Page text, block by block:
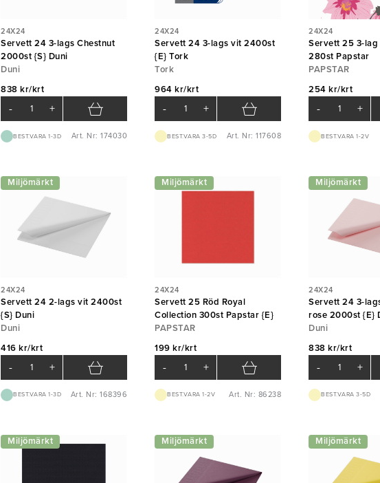
24X24
Servett 24 3-lags Chestnut
2000st {S} Duni
Duni
838 kr/krt
- +
BEST.VARA 1-3D Art. Nr: 174030
24X24
Servett 24 3-lags vit 2400st
{E} Tork
Tork
964 kr/krt
- +
BEST.VARA 3-5D Art. Nr: 117608
24X24
Servett 25 3-lag
280st Papstar
PAPSTAR
254 kr/krt
- +
BEST.VARA 1-2V
Miljömärkt
24X24
Servett 24 2-lags vit 2400st
{S} Duni
Duni
416 kr/krt
- +
BEST.VARA 1-3D Art. Nr: 168396
Miljömärkt
24X24
Servett 25 Röd Royal
Collection 300st Papstar {E}
PAPSTAR
199 kr/krt
- +
BEST.VARA 1-2V Art. Nr: 86238
Miljömärkt
24X24
Servett 24 3-
rose 2000st {E}
Duni
838 kr/krt
- +
BEST.VARA 3-5D
Miljömärkt Miljömärkt Miljömärkt